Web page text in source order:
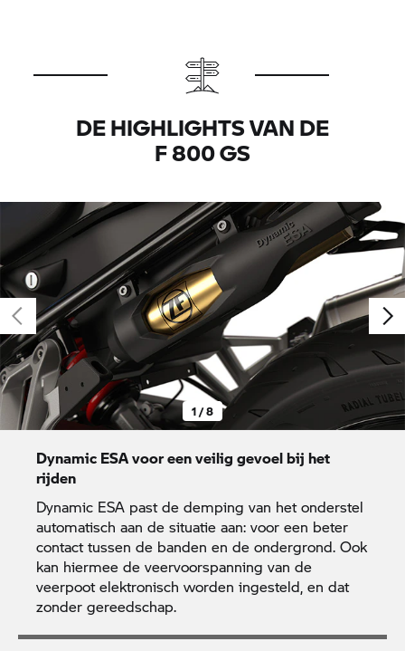
DE HIGHLIGHTS VAN DE
F 800 GS
1 / 8
Dynamic ESA voor een veilig gevoel bij het
rijden
Dynamic ESA past de demping van het onderstel
automatisch aan de situatie aan: voor een beter
contact tussen de banden en de ondergrond. Ook
kan hiermee de veervoorspanning van de
veerpoot elektronisch worden ingesteld, en dat
zonder gereedschap.